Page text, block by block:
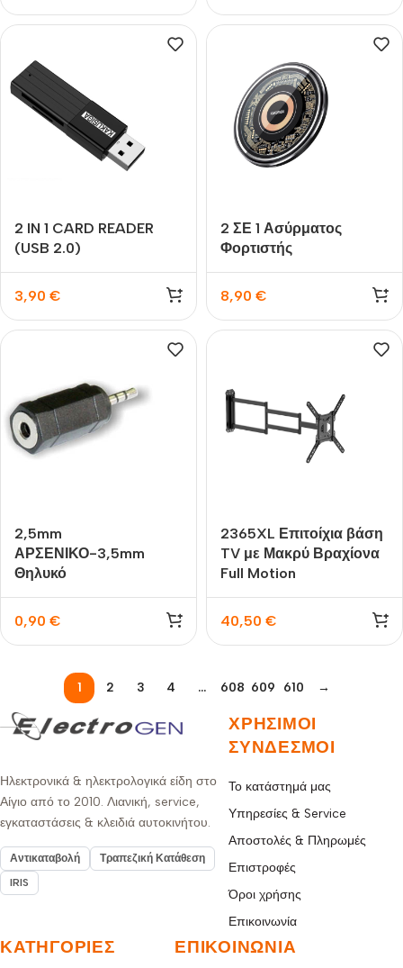
2 IN 1 CARD READER
(USB 2.0)
3,90 €
2 ΣΕ 1 Ασύρματος
Φορτιστής
8,90 €
2,5mm
ΑΡΣΕΝΙΚΟ-3,5mm
Θηλυκό
0,90 €
2365XL Επιτοίχια βάση
TV με Μακρύ Βραχίονα
Full Motion
40,50 €
1 2 3 4 … 608 609 610 →
Ηλεκτρονικά & ηλεκτρολογικά είδη στο
Αίγιο από το 2010. Λιανική, service,
εγκαταστάσεις & κλειδιά αυτοκινήτου.
Αντικαταβολή
Τραπεζική Κατάθεση
IRIS
ΧΡΉΣΙΜΟΙ
ΣΎΝΔΕΣΜΟΙ
Το κατάστημά μας
Υπηρεσίες & Service
Αποστολές & Πληρωμές
Επιστροφές
Όροι χρήσης
Επικοινωνία
ΚΑΤΗΓΟΡΊΕΣ ΕΠΙΚΟΙΝΩΝΊΑ